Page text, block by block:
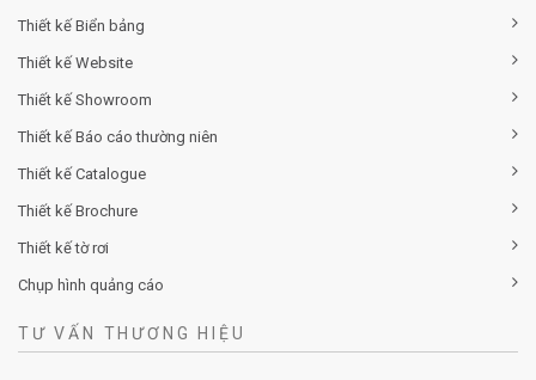
Thiết kế Báo cáo thường niên
Thiết kế Catalogue
Thiết kế Brochure
Thiết kế tờ rơi
Chụp hình quảng cáo
TƯ VẤN THƯƠNG HIỆU
Tư vấn chiến lược khác biệt hóa thương hiệu
Tư vấn định vị thương hiệu
Tư vấn kiến trúc thương hiệu